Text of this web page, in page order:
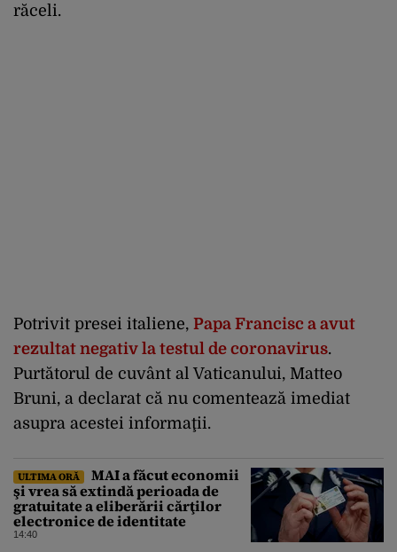
răceli.
Potrivit presei italiene, Papa Francisc a avut
rezultat negativ la testul de coronavirus.
Purtătorul de cuvânt al Vaticanului, Matteo
Bruni, a declarat că nu comentează imediat
asupra acestei informaţii.
ULTIMA ORĂ
MAI a făcut economii
şi vrea să extindă perioada de
gratuitate a eliberării cărţilor
electronice de identitate
14:40